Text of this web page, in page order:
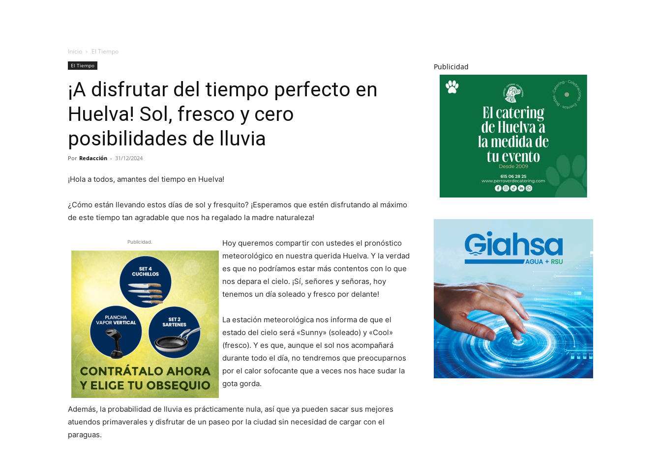
Inicio El Tiempo
El Tiempo
¡A disfrutar del tiempo perfecto en
Huelva! Sol, fresco y cero
posibilidades de lluvia
Por Redacción - 31/12/2024
¡Hola a todos, amantes del tiempo en Huelva!
¿Cómo están llevando estos días de sol y fresquito? ¡Esperamos que estén disfrutando al máximo
de este tiempo tan agradable que nos ha regalado la madre naturaleza!
Publicidad.
Hoy queremos compartir con ustedes el pronóstico
meteorológico en nuestra querida Huelva. Y la verdad
es que no podríamos estar más contentos con lo que
nos depara el cielo. ¡Sí, señores y señoras, hoy
tenemos un día soleado y fresco por delante!
La estación meteorológica nos informa de que el
estado del cielo será «Sunny» (soleado) y «Cool»
(fresco). Y es que, aunque el sol nos acompañará
durante todo el día, no tendremos que preocuparnos
por el calor sofocante que a veces nos hace sudar la
gota gorda.
Además, la probabilidad de lluvia es prácticamente nula, así que ya pueden sacar sus mejores
atuendos primaverales y disfrutar de un paseo por la ciudad sin necesidad de cargar con el
paraguas.
Publicidad